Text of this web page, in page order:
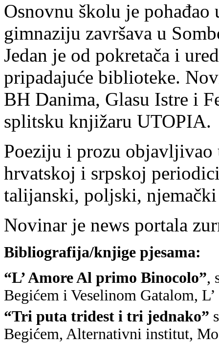
Osnovnu školu je
gimnaziju završava u
Jedan je od pokretača i
pripadajuće biblioteke.
BH Danima, Glasu Istre i
splitsku knjižaru UTOPIA.
Poeziju i prozu objavljivao
hrvatskoj i srpskoj
talijanski, poljski,
Novinar je news portala
Bibliografija/knjige pjesama:
“L’ Amore Al primo Binocolo”,
Begićem i Veselinom Gatalom,
“Tri puta tridest i tri jednako”
Begićem, Alternativni institut,